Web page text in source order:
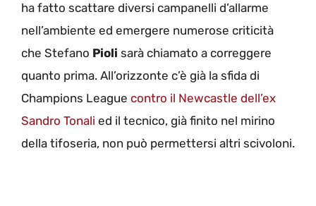
ha fatto scattare diversi campanelli d’allarme
nell’ambiente ed emergere numerose criticità
che Stefano Pioli sarà chiamato a correggere
quanto prima. All’orizzonte c’è già la sfida di
Champions League contro il Newcastle dell’ex
Sandro Tonali ed il tecnico, già finito nel mirino
della tifoseria, non può permettersi altri scivoloni.